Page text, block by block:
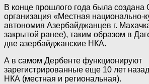
В конце прошлого года была создана
организация «Местная национально-
автономия Азербайджанцев г.
закрытой ранее), таким образом в
две азербайджанские НКА.
А в самом Дербенте функционируют
зарегистрированные еще 10 лет
НКА (местная и региональная).